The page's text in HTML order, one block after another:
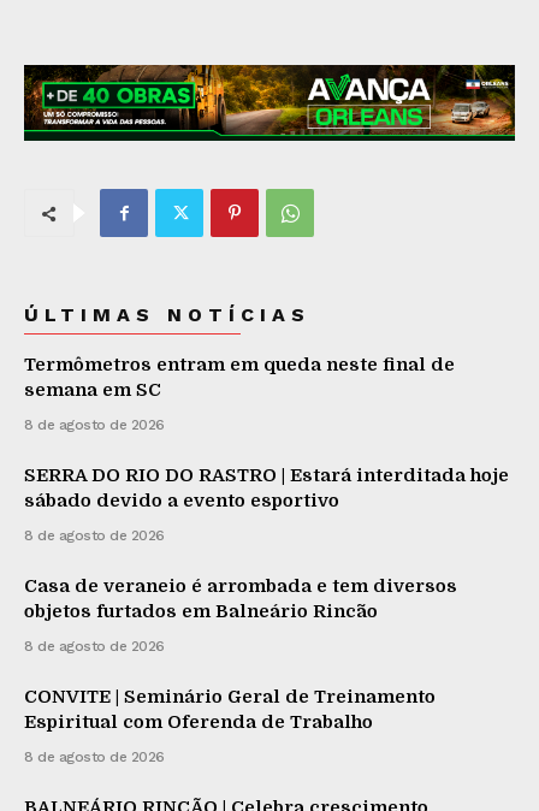
ÚLTIMAS NOTÍCIAS
Termômetros entram em queda neste final de
semana em SC
8 de agosto de 2026
SERRA DO RIO DO RASTRO | Estará interditada hoje
sábado devido a evento esportivo
8 de agosto de 2026
Casa de veraneio é arrombada e tem diversos
objetos furtados em Balneário Rincão
8 de agosto de 2026
CONVITE | Seminário Geral de Treinamento
Espiritual com Oferenda de Trabalho
8 de agosto de 2026